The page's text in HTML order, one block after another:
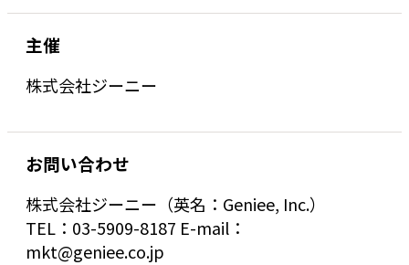
主催
株式会社ジーニー
お問い合わせ
株式会社ジーニー（英名：Geniee, Inc.）
TEL：03-5909-8187 E-mail：
mkt@geniee.co.jp